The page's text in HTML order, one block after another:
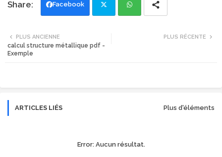
Facebook
tte
PLUS RÉCENTE
PLUS ANCIENNE
calcul structure métallique pdf -
Exemple
ARTICLES LIÉS Plus d'éléments
Error:Aucun résultat.